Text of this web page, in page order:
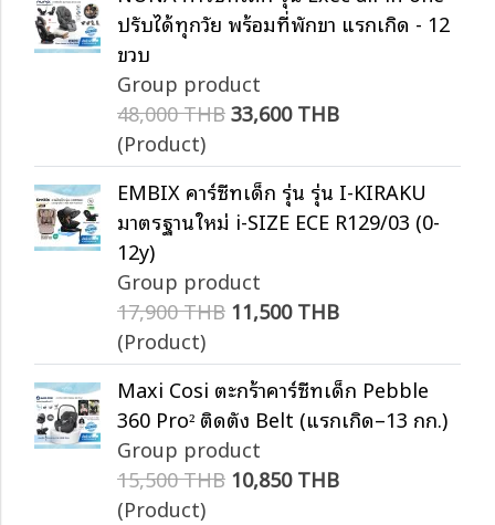
ปรับได้ทุกวัย พร้อมที่พักขา แรกเกิด - 12
ขวบ
Group product
48,000 THB33,600 THB
(Product)
EMBIX คาร์ซีทเด็ก รุ่น รุ่น I-KIRAKU
มาตรฐานใหม่ i-SIZE ECE R129/03 (0-
12y)
Group product
17,900 THB 11,500 THB
(Product)
Maxi Cosi ตะกร้าคาร์ซีทเด็ก Pebble
360 Pro² ติดตั้ง Belt (แรกเกิด–13 กก.)
Group product
15,500 THB 10,850 THB
(Product)